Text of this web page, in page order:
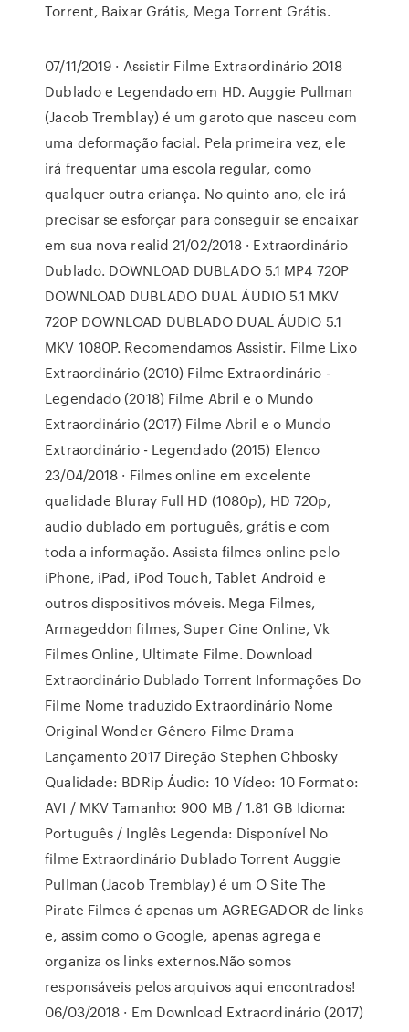
Torrent, Baixar Grátis, Mega Torrent Grátis.
07/11/2019 · Assistir Filme Extraordinário 2018
Dublado e Legendado em HD. Auggie Pullman
(Jacob Tremblay) é um garoto que nasceu com
uma deformação facial. Pela primeira vez, ele
irá frequentar uma escola regular, como
qualquer outra criança. No quinto ano, ele irá
precisar se esforçar para conseguir se encaixar
em sua nova realid 21/02/2018 · Extraordinário
Dublado. DOWNLOAD DUBLADO 5.1 MP4 720P
DOWNLOAD DUBLADO DUAL ÁUDIO 5.1 MKV
720P DOWNLOAD DUBLADO DUAL ÁUDIO 5.1
MKV 1080P. Recomendamos Assistir. Filme Lixo
Extraordinário (2010) Filme Extraordinário -
Legendado (2018) Filme Abril e o Mundo
Extraordinário (2017) Filme Abril e o Mundo
Extraordinário - Legendado (2015) Elenco
23/04/2018 · Filmes online em excelente
qualidade Bluray Full HD (1080p), HD 720p,
audio dublado em português, grátis e com
toda a informação. Assista filmes online pelo
iPhone, iPad, iPod Touch, Tablet Android e
outros dispositivos móveis. Mega Filmes,
Armageddon filmes, Super Cine Online, Vk
Filmes Online, Ultimate Filme. Download
Extraordinário Dublado Torrent Informações Do
Filme Nome traduzido Extraordinário Nome
Original Wonder Gênero Filme Drama
Lançamento 2017 Direção Stephen Chbosky
Qualidade: BDRip Áudio: 10 Vídeo: 10 Formato:
AVI / MKV Tamanho: 900 MB / 1.81 GB Idioma:
Português / Inglês Legenda: Disponível No
filme Extraordinário Dublado Torrent Auggie
Pullman (Jacob Tremblay) é um O Site The
Pirate Filmes é apenas um AGREGADOR de links
e, assim como o Google, apenas agrega e
organiza os links externos.Não somos
responsáveis pelos arquivos aqui encontrados!
06/03/2018 · Em Download Extraordinário (2017)